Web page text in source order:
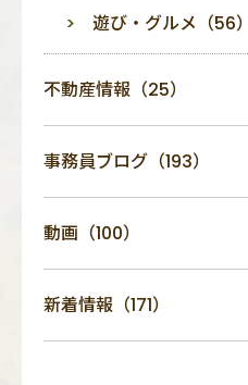
遊び・グルメ（56）
不動産情報（25）
事務員ブログ（193）
動画（100）
新着情報（171）